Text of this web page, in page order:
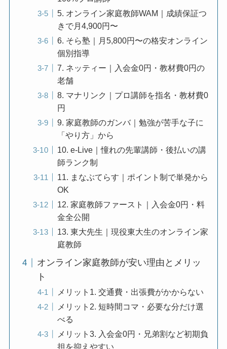
5. オンライン家庭教師WAM｜成績保証つ
きで月4,900円〜
6. そら塾｜月5,800円〜の格安オンライン
個別指導
7. ネッティー｜入会金0円・教材費0円の
老舗
8. マナリンク｜プロ講師を指名・教材費0
円
9. 家庭教師のガンバ｜勉強が苦手な子に
「やり方」から
10. e-Live｜憧れの先輩講師・後払いの講
師ランク制
11. まなぶてらす｜ポイント制で単発から
OK
12. 家庭教師ファースト｜入会金0円・料
金全公開
13. 東大先生｜現役東大生のオンライン家
庭教師
オンライン家庭教師が安い理由とメリッ
ト
メリット1. 交通費・出張費がかからない
メリット2. 短時間コマ・必要な分だけ選
べる
メリット3. 入会金0円・兄弟割など初期負
担を抑えやすい